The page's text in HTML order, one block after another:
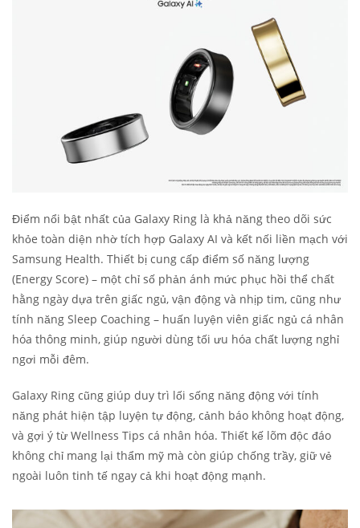
Điểm nổi bật nhất của Galaxy Ring là khả năng theo dõi sức
khỏe toàn diện nhờ tích hợp Galaxy AI và kết nối liền mạch với
Samsung Health. Thiết bị cung cấp điểm số năng lượng
(Energy Score) – một chỉ số phản ánh mức phục hồi thể chất
hằng ngày dựa trên giấc ngủ, vận động và nhịp tim, cũng như
tính năng Sleep Coaching – huấn luyện viên giấc ngủ cá nhân
hóa thông minh, giúp người dùng tối ưu hóa chất lượng nghỉ
ngơi mỗi đêm.
Galaxy Ring cũng giúp duy trì lối sống năng động với tính
năng phát hiện tập luyện tự động, cảnh báo không hoạt động,
và gợi ý từ Wellness Tips cá nhân hóa. Thiết kế lõm độc đáo
không chỉ mang lại thẩm mỹ mà còn giúp chống trầy, giữ vẻ
ngoài luôn tinh tế ngay cả khi hoạt động mạnh.